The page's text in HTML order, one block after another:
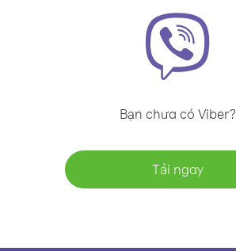
Bạn chưa có Viber?
Tải ngay